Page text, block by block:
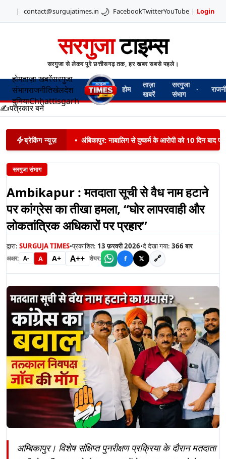
| contact@surgujatimes.in 🌙 FacebookTwitterYouTube | Login
सरगुजाटाइम्स
सरगुजा से लेकर पूरे छत्तीसगढ़ तक, हर खबर सबसे पहले।
होमताज़ा खबरेंसरगुजा
संभागराजनीतिखेलदेश
दुनियाChhattisgarh
होम
ताज़ा
खबरें
सरगुजा
संभाग
✍️पत्रकार बनें
ब्रेकिंग न्यूज़ • अंबिकापुर: नाबालिग से दुष्कर्म के आरोपी को 10 दिन बाद
सरगुजा संभाग
Ambikapur : मतदाता सूची से वैध नाम हटाने
पर कांग्रेस का तीखा हमला, “घोर लापरवाही और
लोकतांत्रिक अधिकारों पर प्रहार”
द्वारा: SURGUJA TIMES•प्रकाशित: 13 फ़रवरी 2026•दे देखा गया: 366बार
अक्षर: A- A A+ A++ शेयर: f 𝕏 🔗
अम्बिकापुर। विशेष संक्षिप्त पुनरीक्षण प्रक्रिया के दौरान मतदाता